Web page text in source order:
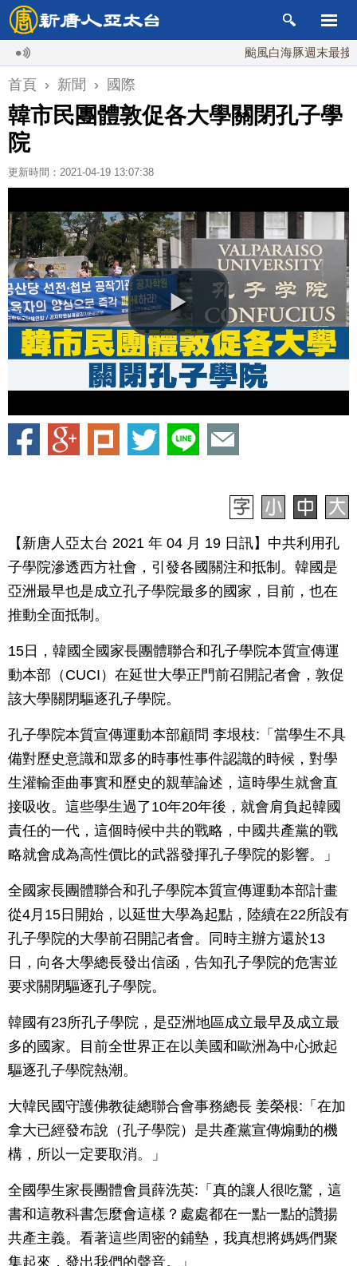
颱風白海豚週末最接近台
首頁 › 新聞 › 國際
韓市民團體敦促各大學關閉孔子學
院
更新時間：2021-04-19 13:07:38
【新唐人亞太台 2021 年 04 月 19 日訊】中共利用孔
子學院滲透西方社會，引發各國關注和抵制。韓國是
亞洲最早也是成立孔子學院最多的國家，目前，也在
推動全面抵制。
15日，韓國全國家長團體聯合和孔子學院本質宣傳運
動本部（CUCI）在延世大學正門前召開記者會，敦促
該大學關閉驅逐孔子學院。
孔子學院本質宣傳運動本部顧問 李垠枝:「當學生不具
備對歷史意識和眾多的時事性事件認識的時候，對學
生灌輸歪曲事實和歷史的親華論述，這時學生就會直
接吸收。這些學生過了10年20年後，就會肩負起韓國
責任的一代，這個時候中共的戰略，中國共產黨的戰
略就會成為高性價比的武器發揮孔子學院的影響。」
全國家長團體聯合和孔子學院本質宣傳運動本部計畫
從4月15日開始，以延世大學為起點，陸續在22所設有
孔子學院的大學前召開記者會。同時主辦方還於13
日，向各大學總長發出信函，告知孔子學院的危害並
要求關閉驅逐孔子學院。
韓國有23所孔子學院，是亞洲地區成立最早及成立最
多的國家。目前全世界正在以美國和歐洲為中心掀起
驅逐孔子學院熱潮。
大韓民國守護佛教徒總聯合會事務總長 姜榮根:「在加
拿大已經發布說（孔子學院）是共產黨宣傳煽動的機
構，所以一定要取消。」
全國學生家長團體會員薛洗英:「真的讓人很吃驚，這
書和這教科書怎麼會這樣？處處都在一點一點的讚揚
共產主義。看著這些周密的鋪墊，我真想將媽媽們聚
集起來，發出我們的聲音。」